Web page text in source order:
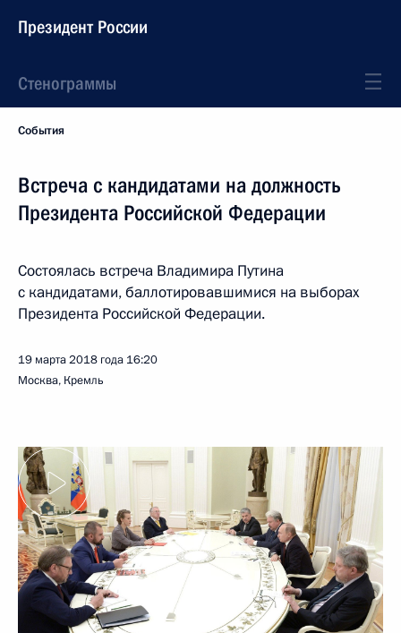
Президент России
Стенограммы
События
Встреча с кандидатами на должность
Президента Российской Федерации
Состоялась встреча Владимира Путина
с кандидатами, баллотировавшимися на выборах
Президента Российской Федерации.
19 марта 2018 года 16:20
Москва, Кремль